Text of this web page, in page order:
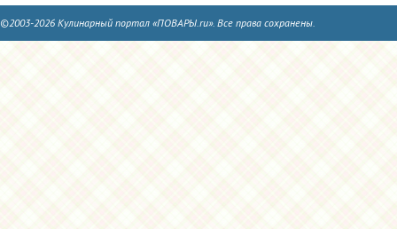
©2003-2026 Кулинарный портал «ПОВАРЫ.ru». Все права сохранены.